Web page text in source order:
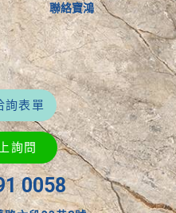
聯絡寶鴻
詢表單
詢問
0058